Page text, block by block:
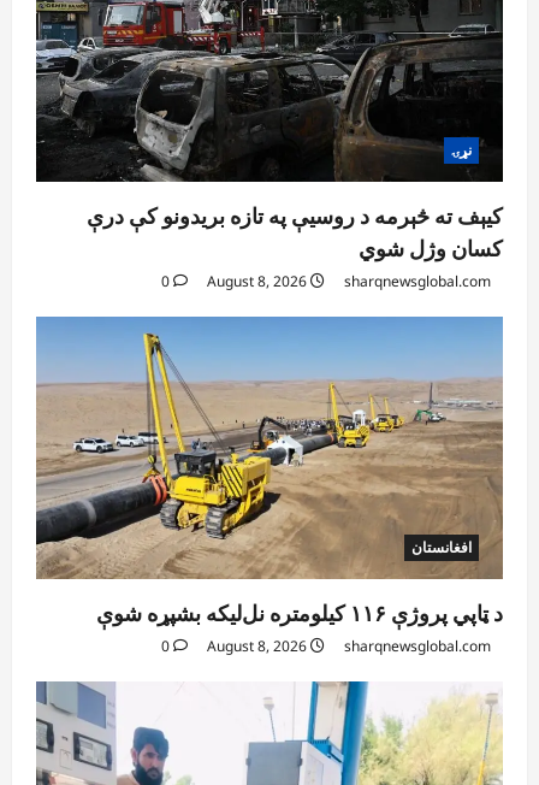
نړۍ
کیېف ته څېرمه د روسیې په تازه بریدونو کې درې
کسان وژل شوي
sharqnewsglobal.com
0
افغانستان
د ټاپي پروژې ۱۱۶ کیلومتره نل‌لیکه بشپړه شوې
sharqnewsglobal.com
0